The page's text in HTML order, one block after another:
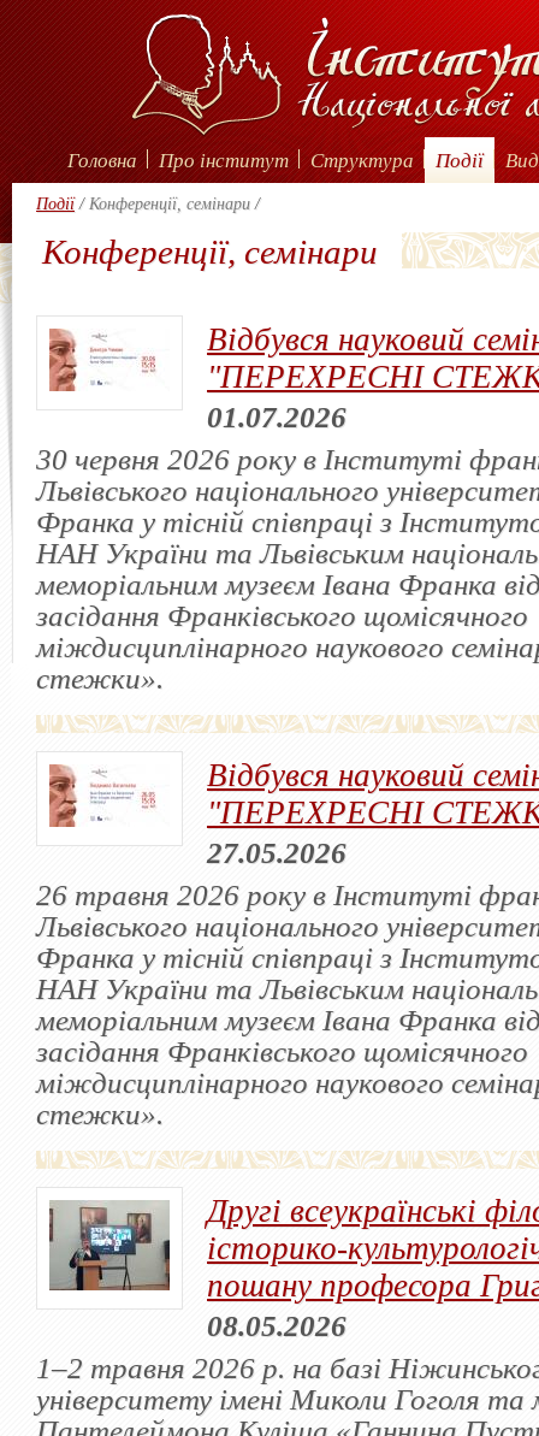
Головна Про інститут Структура Події
Події/ Конференції, семінари /
Конференції, семінари
Відбувся науковий
"ПЕРЕХРЕСНІ
01.07.2026
30 червня 2026 року в Інституті
Львівського національного
Франка у тісній співпраці з
НАН України та Львівським
меморіальним музеєм Івана Франка
засідання Франківського щомісячного
міждисциплінарного наукового
стежки».
Відбувся науковий
"ПЕРЕХРЕСНІ
27.05.2026
26 травня 2026 року в Інституті
Львівського національного
Франка у тісній співпраці з
НАН України та Львівським
меморіальним музеєм Івана Франка
засідання Франківського щомісячного
міждисциплінарного наукового
стежки».
Другі всеукраїнські
історико-
пошану професора
08.05.2026
1–2 травня 2026 р. на базі
університету імені Миколи Гоголя та